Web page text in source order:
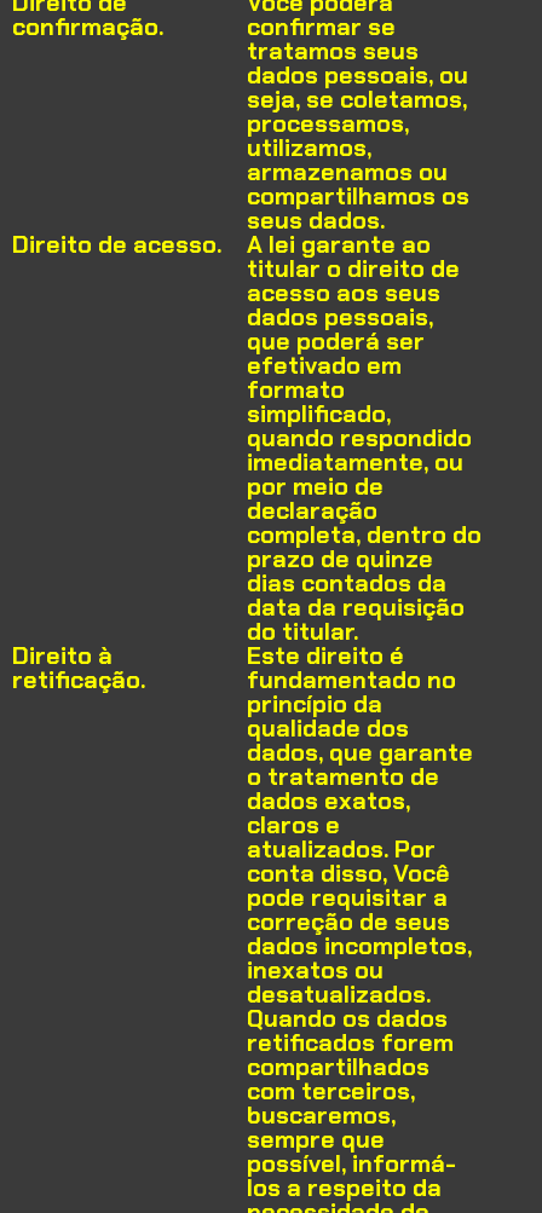
confirmação. confirmar se
tratamos seus
dados pessoais, ou
seja, se coletamos,
processamos,
utilizamos,
armazenamos ou
compartilhamos os
seus dados.
Direito de acesso. A lei garante ao
titular o direito de
acesso aos seus
dados pessoais,
que poderá ser
efetivado em
formato
simplificado,
quando respondido
imediatamente, ou
por meio de
declaração
completa, dentro do
prazo de quinze
dias contados da
data da requisição
do titular.
Direito à
retificação.
Este direito é
fundamentado no
princípio da
qualidade dos
dados, que garante
o tratamento de
dados exatos,
claros e
atualizados. Por
conta disso, Você
pode requisitar a
correção de seus
dados incompletos,
inexatos ou
desatualizados.
Quando os dados
retificados forem
compartilhados
com terceiros,
buscaremos,
sempre que
possível, informá-
los a respeito da